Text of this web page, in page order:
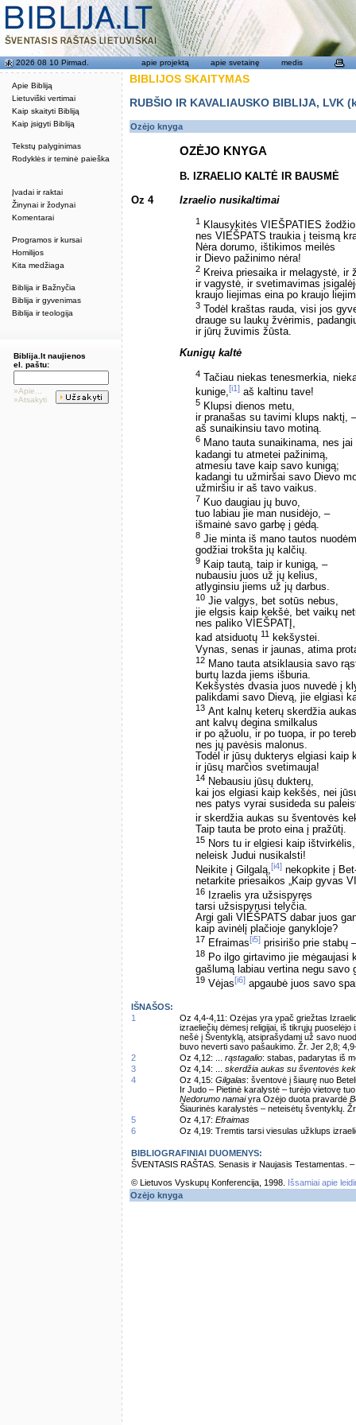
Apie Bibliją
Lietuviški vertimai
Kaip skaityti Bibliją
Kaip įsigyti Bibliją
Tekstų palyginimas
Rodyklės ir teminė paieška
Įvadai ir raktai
Žinynai ir žodynai
Komentarai
Programos ir kursai
Homilijos
Kita medžiaga
Biblija ir Bažnyčia
Biblija ir gyvenimas
Biblija ir teologija
2026 08 10 Pirmad. apie projektą apie svetainę medis
Biblija.lt naujienos
el. paštu:
»Apie...
»Atsakyti
BIBLIJOS SKAITYMAS
RUBŠIO IR KAVALIAUSKO BIBLIJA,
Ozėjo knyga
OZĖJO KNYGA
B. IZRAELIO KALTĖ IR BAUSMĖ
Oz 4 Izraelio nusikaltimai
1
Klausykitės VIEŠPATIES
nes VIEŠPATS traukia į teismą
Nėra dorumo, ištikimos meilės
ir Dievo pažinimo nėra!
2 Kreiva priesaika ir melagystė, ir
ir vagystė, ir svetimavimas
kraujo liejimas eina po kraujo
3 Todėl kraštas rauda, visi jos
drauge su laukų žvėrimis,
ir jūrų žuvimis žūsta.
Kunigų kaltė
4 Tačiau niekas tenesmerkia,
kunige,[i1] aš kaltinu tave!
5 Klupsi dienos metu,
ir pranašas su tavimi klups naktį, –
aš sunaikinsiu tavo motiną.
6 Mano tauta sunaikinama, nes
kadangi tu atmetei pažinimą,
atmesiu tave kaip savo kunigą;
kadangi tu užmiršai savo Dievo
užmiršiu ir aš tavo vaikus.
7 Kuo daugiau jų buvo,
tuo labiau jie man nusidėjo, –
išmainė savo garbę į gėdą.
8 Jie minta iš mano tautos
godžiai trokšta jų kalčių.
9 Kaip tautą, taip ir kunigą, –
nubausiu juos už jų kelius,
atlyginsiu jiems už jų darbus.
10 Jie valgys, bet sotūs nebus,
jie elgsis kaip kekšė, bet vaikų
nes paliko VIEŠPATĮ,
kad atsiduotų 11
kekšystei.
Vynas, senas ir jaunas, atima
12 Mano tauta atsiklausia savo
burtų lazda jiems išburia.
Kekšystės dvasia juos nuvedė į
palikdami savo Dievą, jie elgiasi
13 Ant kalnų keterų skerdžia
ant kalvų degina smilkalus
ir po ąžuolu, ir po tuopa, ir po
nes jų pavėsis malonus.
Todėl ir jūsų dukterys elgiasi kaip
ir jūsų marčios svetimauja!
14 Nebausiu jūsų dukterų,
kai jos elgiasi kaip kekšės, nei
nes patys vyrai susideda su
ir skerdžia aukas su šventovės
Taip tauta be proto eina į pražūtį.
15 Nors tu ir elgiesi kaip
neleisk Judui nusikalsti!
Neikite į Gilgalą,[i4] nekopkite į
netarkite priesaikos „Kaip gyvas
16 Izraelis yra užsispyręs
tarsi užsispyrusi telyčia.
Argi gali VIEŠPATS dabar juos
kaip avinėlį plačioje ganykloje?
17 Efraimas[i5] prisirišo prie stabų
18 Po ilgo girtavimo jie mėgaujasi
gašlumą labiau vertina negu savo
19 Vėjas[i6] apgaubė juos savo
IŠNAŠOS:
1
Oz 4,4-4,11: Ozėjas yra ypač griežtas
izraeliečių dėmesį religijai, iš tikrųjų puoselėjo
nešė į Šventyklą, atsiprašydami už savo
buvo neverti savo pašaukimo. Žr. Jer 2,8;
2
Oz 4,12: ... rąstagalio: stabas, padarytas iš
3
Oz 4,14: ... skerdžia aukas su šventovės
4
Oz 4,15: Gilgalas: šventovė į šiaurę nuo
Ir Judo – Pietinė karalystė – turėjo vietovę
Nedorumo namaiyra Ozėjo duota pravardė
Šiaurinės karalystės – neteisėtų šventyklų.
5
Oz 4,17: Efraimas
6
Oz 4,19: Tremtis tarsi viesulas užklups
BIBLIOGRAFINIAI DUOMENYS:
ŠVENTASIS RAŠTAS. Senasis ir Naujasis Testamentas.
© Lietuvos Vyskupų Konferencija, 1998.
Išsamiai apie
Ozėjo knyga